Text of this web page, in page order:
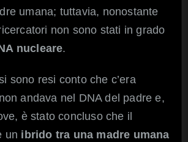
umana; tuttavia, nonostante
non sono stati in grado
nucleare.
sono resi conto che c’era
andava nel DNA del padre e,
è stato concluso che il
un ibrido tra una madre umana